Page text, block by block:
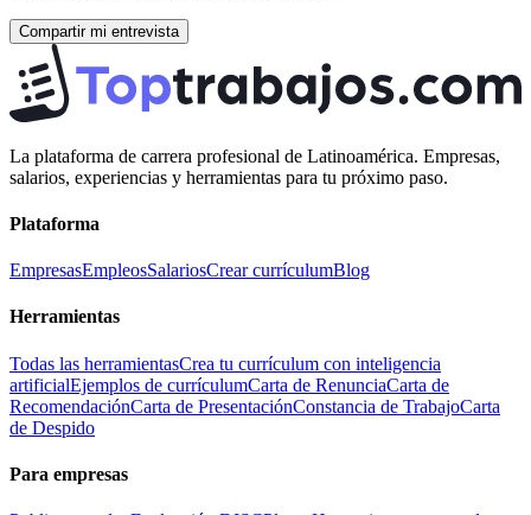
Compartir mi entrevista
La plataforma de carrera profesional de Latinoamérica. Empresas,
salarios, experiencias y herramientas para tu próximo paso.
Plataforma
EmpresasEmpleosSalariosCrear currículumBlog
Herramientas
Todas las herramientasCrea tu currículum con inteligencia
artificialEjemplos de currículumCarta de RenunciaCarta de
RecomendaciónCarta de PresentaciónConstancia de TrabajoCarta
de Despido
Para empresas